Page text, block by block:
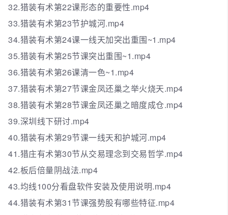
32.猎装有术第22课形态的重要性.mp4
33.猎装有术第23节护城河.mp4
34.猎装有术第24课一线天加突出重围~1.mp4
35.猎装有术第25节课突出重围~1.mp4
36.猎装有术第26课清一色~1.mp4
37.猎装有术第27节课金凤还巢之举火烧天.mp4
38.猎装有术第28节课金凤还巢之暗度成仓.mp4
39.深圳线下研讨.mp4
40.猎装有术第29节课一线天和护城河.mp4
41.猎庄有术第30节从交易理念到交易哲学.mp4
42.板后倍量阴战法.mp4
43.均线100分看盘软件安装及使用说明.mp4
44.猎装有术第31节课强势股有哪些特征.mp4